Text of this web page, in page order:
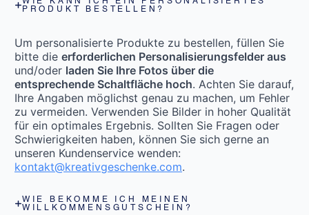
PRODUKT BESTELLEN?
Um personalisierte Produkte zu bestellen, füllen Sie
bitte die erforderlichen Personalisierungsfelder aus
und/oder laden Sie Ihre Fotos über die
entsprechende Schaltfläche hoch. Achten Sie darauf,
Ihre Angaben möglichst genau zu machen, um Fehler
zu vermeiden. Verwenden Sie Bilder in hoher Qualität
für ein optimales Ergebnis. Sollten Sie Fragen oder
Schwierigkeiten haben, können Sie sich gerne an
unseren Kundenservice wenden:
kontakt@kreativgeschenke.com.
WIE BEKOMME ICH MEINEN
WILLKOMMENSGUTSCHEIN?